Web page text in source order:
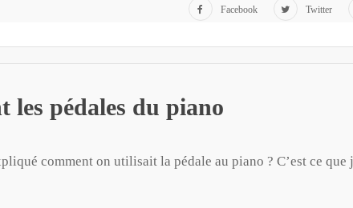
Facebook Twitter
les pédales du piano
comment on utilisait la pédale au piano ? C’est ce que